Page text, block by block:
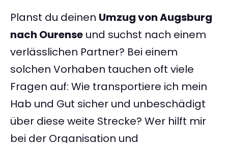
Planst du deinen Umzug von Augsburg
nach Ourense und suchst nach einem
verlässlichen Partner? Bei einem
solchen Vorhaben tauchen oft viele
Fragen auf: Wie transportiere ich mein
Hab und Gut sicher und unbeschädigt
über diese weite Strecke? Wer hilft mir
bei der Organisation und